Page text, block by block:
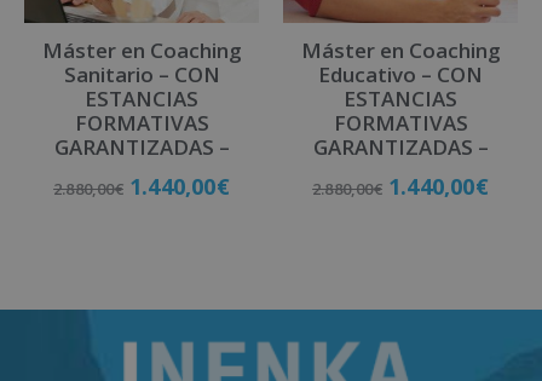
Máster en Coaching
Sanitario – CON
ESTANCIAS
FORMATIVAS
GARANTIZADAS –
2.880,00€ 1.440,00€
Máster en Coaching
Educativo – CON
ESTANCIAS
FORMATIVAS
GARANTIZADAS –
2.880,00€ 1.440,00€